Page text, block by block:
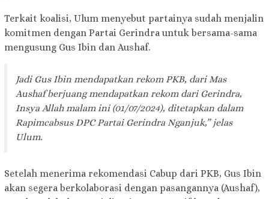
Terkait koalisi, Ulum menyebut partainya sudah menjalin
komitmen dengan Partai Gerindra untuk bersama-sama
mengusung Gus Ibin dan Aushaf.
Jadi Gus Ibin mendapatkan rekom PKB, dari Mas
Aushaf berjuang mendapatkan rekom dari Gerindra,
Insya Allah malam ini (01/07/2024), ditetapkan dalam
Rapimcabsus DPC Partai Gerindra Nganjuk,” jelas
Ulum.
Setelah menerima rekomendasi Cabup dari PKB, Gus Ibin
akan segera berkolaborasi dengan pasangannya (Aushaf),